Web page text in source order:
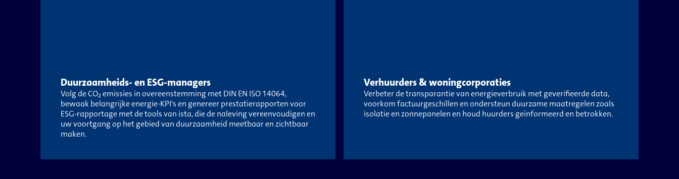
Duurzaamheids- en ESG-managers
Volg de CO₂ emissies in overeenstemming met DIN EN ISO 14064,
bewaak belangrijke energie-KPI's en genereer prestatierapporten voor
ESG-rapportage met de tools van ista, die de naleving vereenvoudigen en
uw voortgang op het gebied van duurzaamheid meetbaar en zichtbaar
maken.
Verhuurders & woningcorporaties
Verbeter de transparantie van energieverbruik met geverifieerde data,
voorkom factuurgeschillen en ondersteun duurzame maatregelen zoals
isolatie en zonnepanelen en houd huurders geïnformeerd en betrokken.